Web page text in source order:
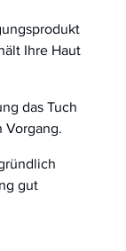
Ihre Haut
das Tuch
gut